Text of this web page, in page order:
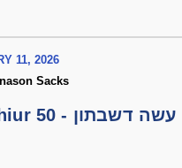
11, 2026
Sacks
Shiur 50 - עשה דשבתון